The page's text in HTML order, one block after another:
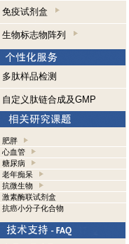
免疫试剂盒
生物标志物阵列
多肽样品检测
自定义肽链合成及GMP
肥胖
心血管
糖尿病
老年痴呆
抗微生物
激素酶联试剂盒
抗癌小分子化合物